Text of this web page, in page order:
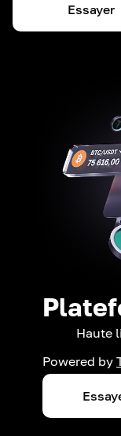
Essayer
Haute
Powered by